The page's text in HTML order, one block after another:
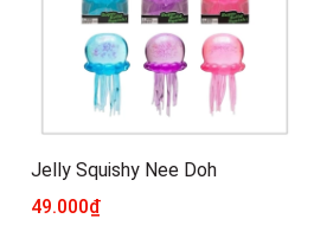
Jelly Squishy Nee Doh
49.000₫